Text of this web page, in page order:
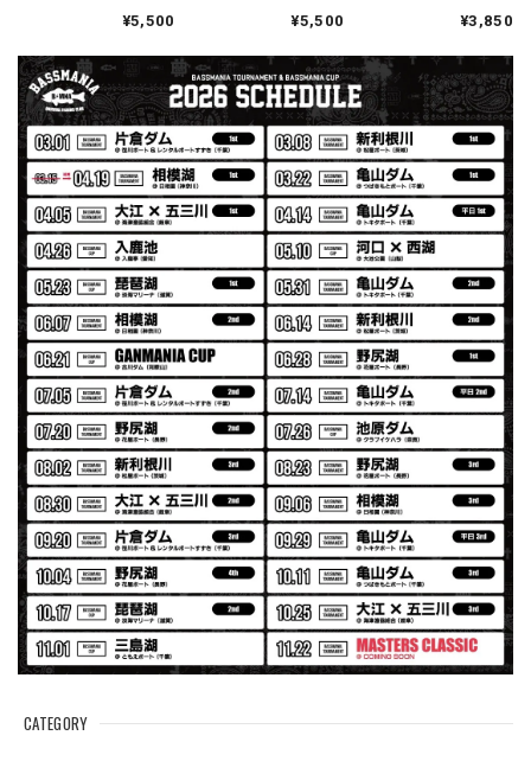
CATEGORY
Logo Sweat Zip Parka [ASH GRY]
アッシュグレー XXL
2026/07/30
夏の早朝 少し肌寒い時一枚羽織りたい時ちょうど良い。
秋 冬 春 中でも外でも、ちょっと良い。厚めの生地がし
っかりしていて、タウンユースでも、気分良く歩けます。
Electric Motor Wire Code Jacket
2026/07/30
ネオプレーンの生地のしなやかな品で、何にでも使えるバス
マニアファンには、欠かせないアイテムですよ。ワイヤージ
ャケットは、もちろん 車内の、ロッドバーにマッチして、
気分も上がります。
アーチロゴ ベビービブ
ネイビー
2026/07/30
この秋、車を新しくする予定で、車内のインテリアに飾る予
定です。 可愛いですよ。 生地もしっかりしていて良かった
Design］ [LIMITED]
¥5,500
A BLACK］ [LIMITED]
¥5,500 ¥3,850